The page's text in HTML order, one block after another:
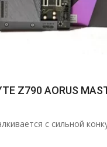
Z790 AORUS
с сильной